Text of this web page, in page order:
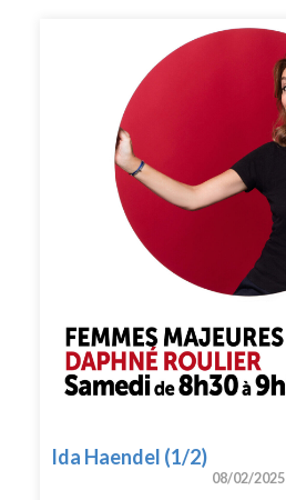
Ida Haendel (1/2)
08/02/2025